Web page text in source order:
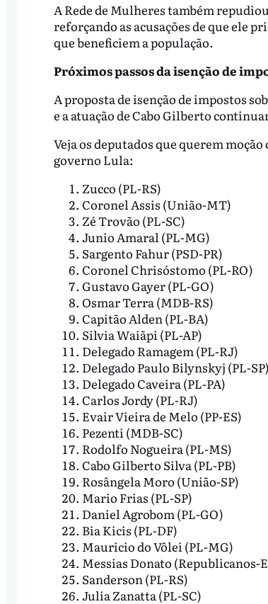
A Rede de Mulheres também
reforçando as acusações de que ele
que beneficiem a população.
Próximos passos da isenção de
A proposta de isenção de impostos
e a atuação de Cabo Gilberto
Veja os deputados que querem
governo Lula:
Zucco (PL-RS)
Coronel Assis (União-MT)
Zé Trovão (PL-SC)
Junio Amaral (PL-MG)
Sargento Fahur (PSD-PR)
Coronel Chrisóstomo (PL-RO)
Gustavo Gayer (PL-GO)
Osmar Terra (MDB-RS)
Capitão Alden (PL-BA)
Silvia Waiãpi (PL-AP)
Delegado Ramagem (PL-RJ)
Delegado Paulo Bilynskyj (PL-SP)
Delegado Caveira (PL-PA)
Carlos Jordy (PL-RJ)
Evair Vieira de Melo (PP-ES)
Pezenti (MDB-SC)
Rodolfo Nogueira (PL-MS)
Cabo Gilberto Silva (PL-PB)
Rosângela Moro (União-SP)
Mario Frias (PL-SP)
Daniel Agrobom (PL-GO)
Bia Kicis (PL-DF)
Mauricio do Vôlei (PL-MG)
Messias Donato (Republicanos-
Sanderson (PL-RS)
Julia Zanatta (PL-SC)